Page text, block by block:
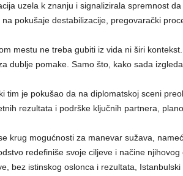
uzela k znanju i signalizirala spremnost
na pokušaje destabilizacije, pregovarački
mestu ne treba gubiti iz vida ni širi
dublje pomake. Samo što, kako sada
tim je pokušao da na diplomatskoj sceni
rezultata i podrške ključnih partnera,
krug mogućnosti za manevar sužava,
redefiniše svoje ciljeve i načine
bez istinskog oslonca i rezultata,